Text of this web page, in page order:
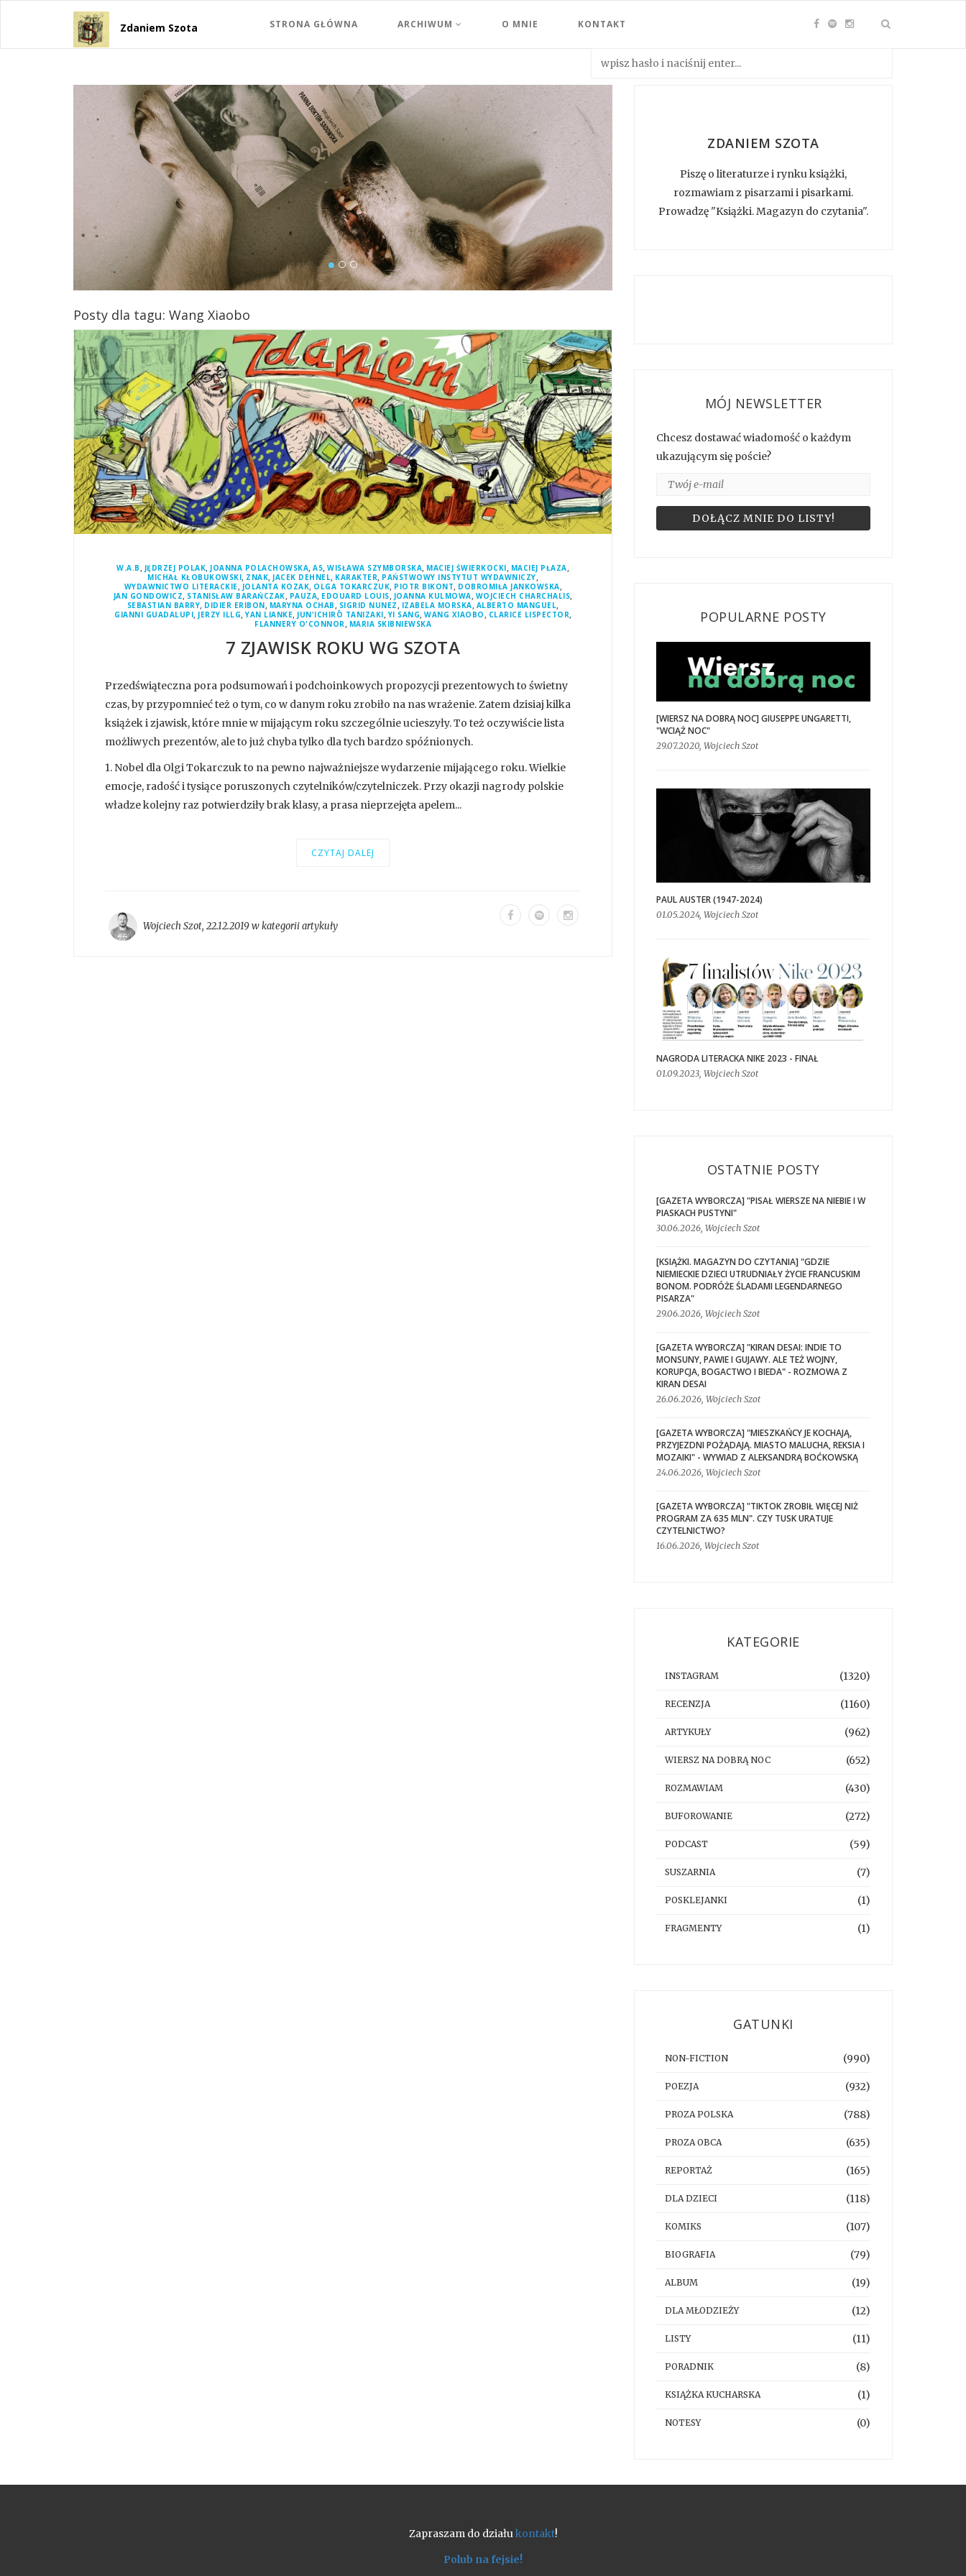
Zdaniem Szota STRONA GŁÓWNA ARCHIWUM O MNIE KONTAKT
Posty dla tagu: Wang Xiaobo
W.A.B , JĘDRZEJ POLAK, JOANNA POLACHOWSKA,A5,WISŁAWA SZYMBORSKA, MACIEJ ŚWIERKOCKI, MACIEJ PŁAZA,
MICHAŁ KŁOBUKOWSKI, ZNAK, JACEK DEHNEL, KARAKTER, PAŃSTWOWY INSTYTUT WYDAWNICZY,
WYDAWNICTWO LITERACKIE, JOLANTA KOZAK, OLGA TOKARCZUK, PIOTR BIKONT, DOBROMIŁA JANKOWSKA,
JAN GONDOWICZ, STANISŁAW BARAŃCZAK, PAUZA, EDOUARD LOUIS, JOANNA KULMOWA, WOJCIECH CHARCHALIS,
SEBASTIAN BARRY, DIDIER ERIBON, MARYNA OCHAB , SIGRID NUNEZ , IZABELA MORSKA, ALBERTO MANGUEL,
GIANNI GUADALUPI, JERZY ILLG,YAN LIANKE, JUN'ICHIRŌ TANIZAKI,YI SANG, WANG XIAOBO , CLARICE LISPECTOR,
FLANNERY O'CONNOR, MARIA SKIBNIEWSKA
7 ZJAWISK ROKU WG SZOTA
Przedświąteczna pora podsumowań i podchoinkowych propozycji prezentowych to świetny
czas, by przypomnieć też o tym, co w danym roku zrobiło na nas wrażenie. Zatem dzisiaj kilka
książek i zjawisk, które mnie w mijającym roku szczególnie ucieszyły. To też oczywiście lista
możliwych prezentów, ale to już chyba tylko dla tych bardzo spóźnionych.
1. Nobel dla Olgi Tokarczuk to na pewno najważniejsze wydarzenie mijającego roku. Wielkie
emocje, radość i tysiące poruszonych czytelników/czytelniczek. Przy okazji nagrody polskie
władze kolejny raz potwierdziły brak klasy, a prasa nieprzejęta apelem...
CZYTAJ DALEJ
Wojciech Szot, 22.12.2019 w kategoriiartykuły
ZDANIEM SZOTA
Piszę o literaturze i rynku książki,
rozmawiam z pisarzami i pisarkami.
Prowadzę "Książki. Magazyn do czytania".
MÓJ NEWSLETTER
Chcesz dostawać wiadomość o każdym
ukazującym się poście?
POPULARNE POSTY
[WIERSZ NA DOBRĄ NOC] GIUSEPPE UNGARETTI,
"WCIĄŻ NOC"
29.07.2020, Wojciech Szot
PAUL AUSTER (1947-2024)
01.05.2024, Wojciech Szot
NAGRODA LITERACKA NIKE 2023 - FINAŁ
01.09.2023, Wojciech Szot
OSTATNIE POSTY
[GAZETA WYBORCZA] "PISAŁ WIERSZE NA NIEBIE I W
PIASKACH PUSTYNI"
30.06.2026, Wojciech Szot
[KSIĄŻKI. MAGAZYN DO CZYTANIA] "GDZIE
NIEMIECKIE DZIECI UTRUDNIAŁY ŻYCIE FRANCUSKIM
BONOM. PODRÓŻE ŚLADAMI LEGENDARNEGO
PISARZA"
29.06.2026, Wojciech Szot
[GAZETA WYBORCZA] "KIRAN DESAI: INDIE TO
MONSUNY, PAWIE I GUJAWY. ALE TEŻ WOJNY,
KORUPCJA, BOGACTWO I BIEDA" - ROZMOWA Z
KIRAN DESAI
26.06.2026, Wojciech Szot
[GAZETA WYBORCZA] "MIESZKAŃCY JE KOCHAJĄ,
PRZYJEZDNI POŻĄDAJĄ. MIASTO MALUCHA, REKSIA I
MOZAIKI" - WYWIAD Z ALEKSANDRĄ BOĆKOWSKĄ
24.06.2026, Wojciech Szot
[GAZETA WYBORCZA] "TIKTOK ZROBIŁ WIĘCEJ NIŻ
PROGRAM ZA 635 MLN". CZY TUSK URATUJE
CZYTELNICTWO?
16.06.2026, Wojciech Szot
KATEGORIE
INSTAGRAM (1320)
RECENZJA (1160)
ARTYKUŁY (962)
WIERSZ NA DOBRĄ NOC (652)
ROZMAWIAM (430)
BUFOROWANIE (272)
PODCAST (59)
SUSZARNIA (7)
POSKLEJANKI (1)
FRAGMENTY (1)
GATUNKI
NON-FICTION (990)
POEZJA (932)
PROZA POLSKA (788)
PROZA OBCA (635)
REPORTAŻ (165)
DLA DZIECI (118)
KOMIKS (107)
BIOGRAFIA (79)
ALBUM (19)
DLA MŁODZIEŻY (12)
LISTY (11)
PORADNIK (8)
KSIĄŻKA KUCHARSKA (1)
NOTESY (0)
Zapraszam do działukontakt!
Polub na fejsie!